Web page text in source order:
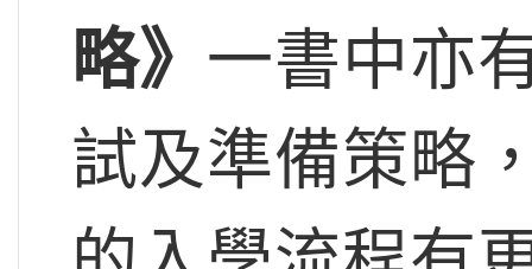
略》 一書中亦
試及準備策略